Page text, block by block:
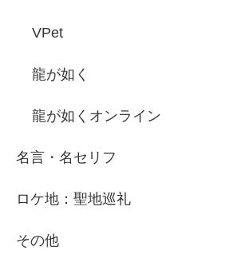
VPet
龍が如く
龍が如くオンライン
名言・名セリフ
ロケ地：聖地巡礼
その他